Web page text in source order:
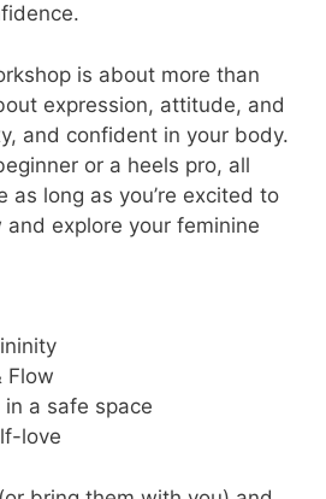
is about more than
expression, attitude, and
and confident in your body.
or a heels pro, all
as long as you’re excited to
explore your feminine
Flow
a safe space
love